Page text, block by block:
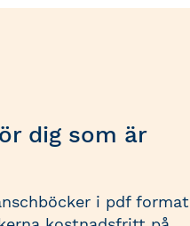
dig som är
i pdf format